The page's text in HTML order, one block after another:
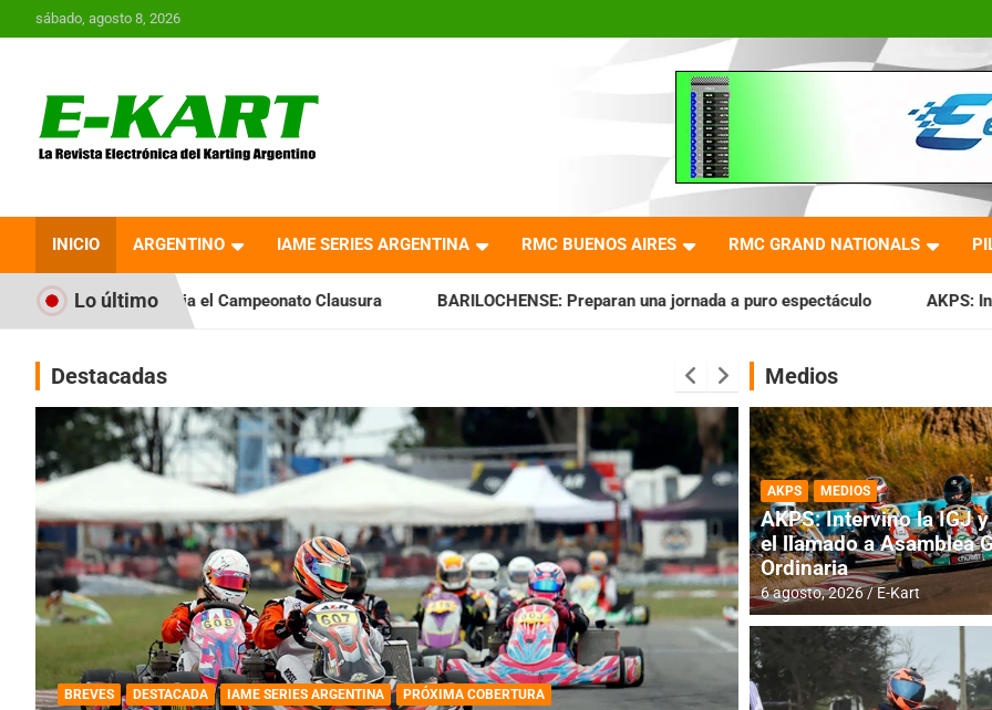
al
sábado, agosto 8, 2026
Revista Electrónica del
Karting en Argentina
INICIO ARGENTINO IAME SERIES ARGENTINA RMC BUENOS AIRES RMC GRAND NATIONALS
Lo último
el Campeonato Clausura BARILOCHENSE: Preparan una jornada a puro espectáculo AKPS: Intervino la IGJ y
Destacadas
DESTACADA IAME SERIES ARGENTINA DESTACADA INFORME CENTRAL
Medios
AKPS MEDIOS
AKPS: Intervino la IGJ
el llamado a Asamblea
Ordinaria
6 agosto, 2026 E-Kart